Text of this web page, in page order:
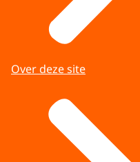
Over deze site